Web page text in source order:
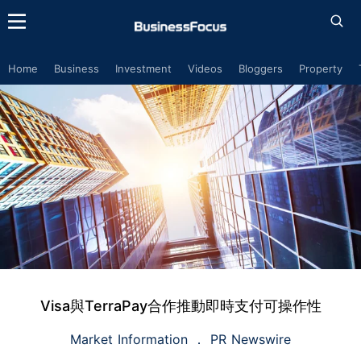
Home Business Investment Videos Bloggers Property
Visa與TerraPay合作推動即時支付可操作性
Market Information PR Newswire